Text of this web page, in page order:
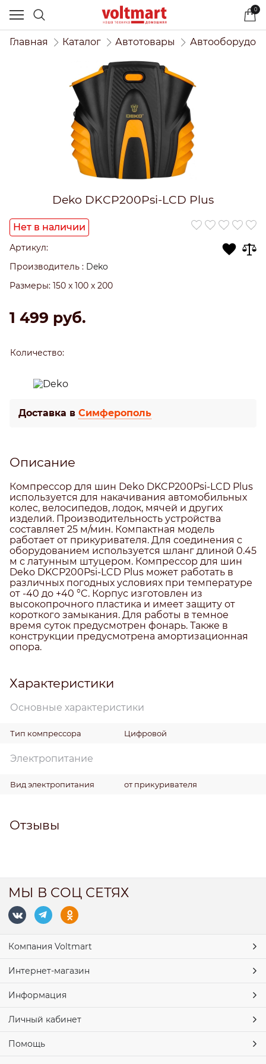
0
Главная Каталог Автотовары
Deko DKCP200Psi-LCD Plus
Нет в наличии
Артикул:
Производитель : Deko
Размеры: 150 x 100 x 200
1 499 руб.
Количество:
Доставка в Симферополь
Описание
Компрессор для шин Deko DKCP200Psi-LCD Plus
используется для накачивания автомобильных
колес, велосипедов, лодок, мячей и других
изделий. Производительность устройства
составляет 25 м/мин. Компактная модель
работает от прикуривателя. Для соединения с
оборудованием используется шланг длиной 0.45
м с латунным штуцером. Компрессор для шин
Deko DKCP200Psi-LCD Plus может работать в
различных погодных условиях при температуре
от -40 до +40 °C. Корпус изготовлен из
высокопрочного пластика и имеет защиту от
короткого замыкания. Для работы в темное
время суток предусмотрен фонарь. Также в
конструкции предусмотрена амортизационная
опора.
Характеристики
Основные характеристики
Тип компрессора Цифровой
Электропитание
Вид электропитания от прикуривателя
Отзывы
МЫ В СОЦ СЕТЯХ
Компания Voltmart
Интернет-магазин
Информация
Личный кабинет
Помощь